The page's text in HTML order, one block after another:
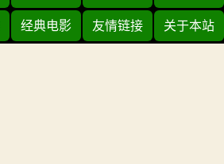
经典电影 友情链接 关于本站